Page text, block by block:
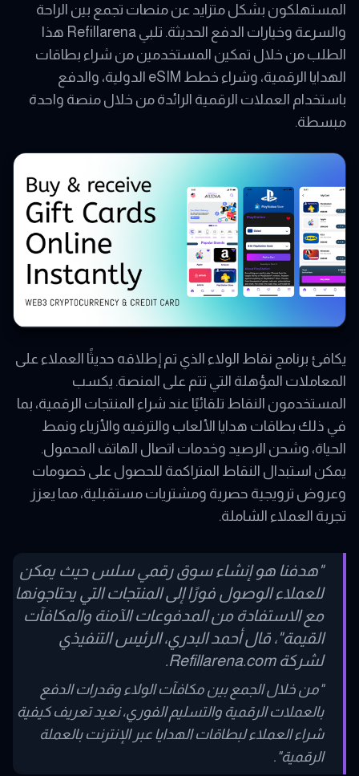
المستهلكون بشكل متزايد عن منصات تجمع بين الراحة
والسرعة وخيارات الدفع الحديثة. تلبي Refillarena هذا
الطلب من خلال تمكين المستخدمين من شراء بطاقات
الهدايا الرقمية، وشراء خطط eSIM الدولية، والدفع
باستخدام العملات الرقمية الرائدة من خلال منصة واحدة
مبسطة.
يكافئ برنامج نقاط الولاء الذي تم إطلاقه حديثًا العملاء على
المعاملات المؤهلة التي تتم على المنصة. يكسب
المستخدمون النقاط تلقائيًا عند شراء المنتجات الرقمية، بما
في ذلك بطاقات هدايا الألعاب والترفيه والأزياء ونمط
الحياة، وشحن الرصيد وخدمات اتصال الهاتف المحمول.
يمكن استبدال النقاط المتراكمة للحصول على خصومات
وعروض ترويجية حصرية ومشتريات مستقبلية، مما يعزز
تجربة العملاء الشاملة.
"هدفنا هو إنشاء سوق رقمي سلس حيث يمكن
للعملاء الوصول فورًا إلى المنتجات التي يحتاجونها
مع الاستفادة من المدفوعات الآمنة والمكافآت
القيمة"، قال أحمد البدري، الرئيس التنفيذي
لشركة Refillarena.com.
"من خلال الجمع بين مكافآت الولاء وقدرات الدفع
بالعملات الرقمية والتسليم الفوري، نعيد تعريف كيفية
شراء العملاء لبطاقات الهدايا عبر الإنترنت بالعملة
الرقمية".